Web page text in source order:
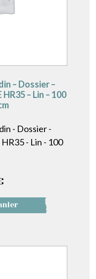
– Dossier –
– Lin – 100
- Dossier -
- Lin - 100